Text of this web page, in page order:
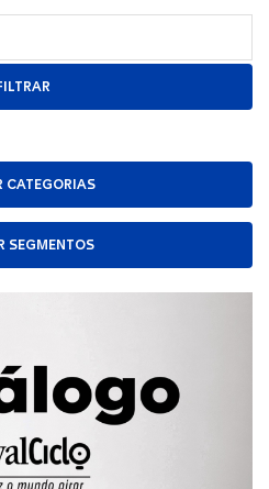
CATEGORIAS
SEGMENTOS